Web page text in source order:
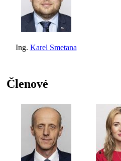
Ing. Karel Smetana
Členové